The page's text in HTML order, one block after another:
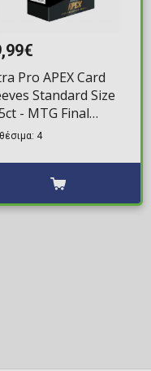
Pro APEX Card
Standard Size
- MTG Final
Vivi Ornitier
4